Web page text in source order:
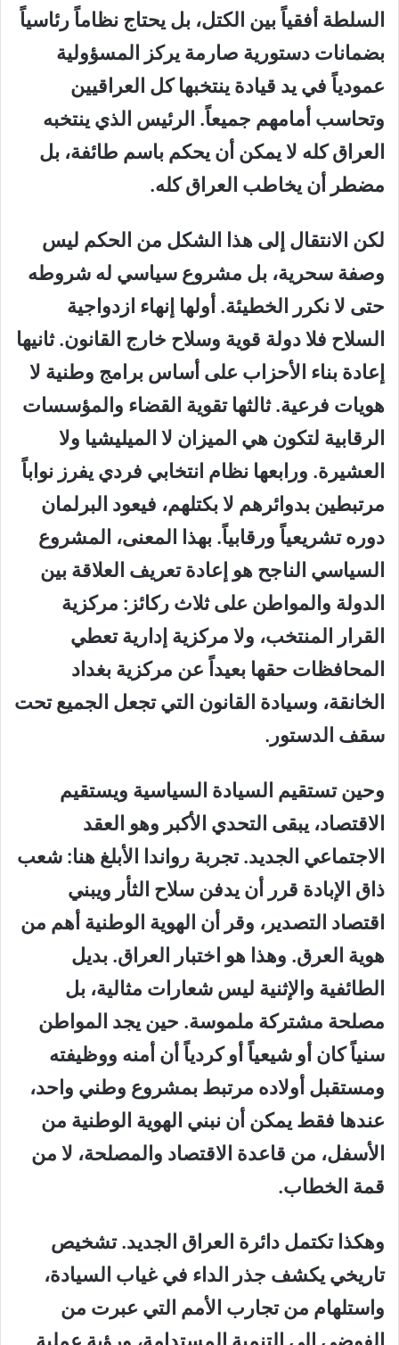
السلطة أفقياً بين الكتل، بل يحتاج نظاماً رئاسياً
بضمانات دستورية صارمة يركز المسؤولية
عمودياً في يد قيادة ينتخبها كل العراقيين
وتحاسب أمامهم جميعاً. الرئيس الذي ينتخبه
العراق كله لا يمكن أن يحكم باسم طائفة، بل
مضطر أن يخاطب العراق كله.
لكن الانتقال إلى هذا الشكل من الحكم ليس
وصفة سحرية، بل مشروع سياسي له شروطه
حتى لا نكرر الخطيئة. أولها إنهاء ازدواجية
السلاح فلا دولة قوية وسلاح خارج القانون. ثانيها
إعادة بناء الأحزاب على أساس برامج وطنية لا
هويات فرعية. ثالثها تقوية القضاء والمؤسسات
الرقابية لتكون هي الميزان لا الميليشيا ولا
العشيرة. ورابعها نظام انتخابي فردي يفرز نواباً
مرتبطين بدوائرهم لا بكتلهم، فيعود البرلمان
دوره تشريعياً ورقابياً. بهذا المعنى، المشروع
السياسي الناجح هو إعادة تعريف العلاقة بين
الدولة والمواطن على ثلاث ركائز: مركزية
القرار المنتخب، ولا مركزية إدارية تعطي
المحافظات حقها بعيداً عن مركزية بغداد
الخانقة، وسيادة القانون التي تجعل الجميع تحت
سقف الدستور.
وحين تستقيم السيادة السياسية ويستقيم
الاقتصاد، يبقى التحدي الأكبر وهو العقد
الاجتماعي الجديد. تجربة رواندا الأبلغ هنا: شعب
ذاق الإبادة قرر أن يدفن سلاح الثأر ويبني
اقتصاد التصدير، وقر أن الهوية الوطنية أهم من
هوية العرق. وهذا هو اختبار العراق. بديل
الطائفية والإثنية ليس شعارات مثالية، بل
مصلحة مشتركة ملموسة. حين يجد المواطن
سنياً كان أو شيعياً أو كردياً أن أمنه ووظيفته
ومستقبل أولاده مرتبط بمشروع وطني واحد،
عندها فقط يمكن أن نبني الهوية الوطنية من
الأسفل، من قاعدة الاقتصاد والمصلحة، لا من
قمة الخطاب.
وهكذا تكتمل دائرة العراق الجديد. تشخيص
تاريخي يكشف جذر الداء في غياب السيادة،
واستلهام من تجارب الأمم التي عبرت من